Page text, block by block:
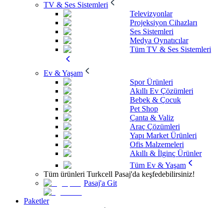
TV & Ses Sistemleri
Televizyonlar
Projeksiyon Cihazları
Ses Sistemleri
Medya Oynatıcılar
Tüm TV & Ses Sistemleri
Ev & Yaşam
Spor Ürünleri
Akıllı Ev Çözümleri
Bebek & Çocuk
Pet Shop
Çanta & Valiz
Araç Çözümleri
Yapı Market Ürünleri
Ofis Malzemeleri
Akıllı & İlginç Ürünler
Tüm Ev & Yaşam
Tüm ürünleri Turkcell Pasaj'da keşfedebilirsiniz!
Pasaj'a Git
Paketler